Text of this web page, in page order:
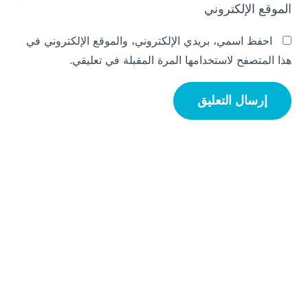
الموقع الإلكتروني
احفظ اسمي، بريدي الإلكتروني، والموقع الإلكتروني في
هذا المتصفح لاستخدامها المرة المقبلة في تعليقي.